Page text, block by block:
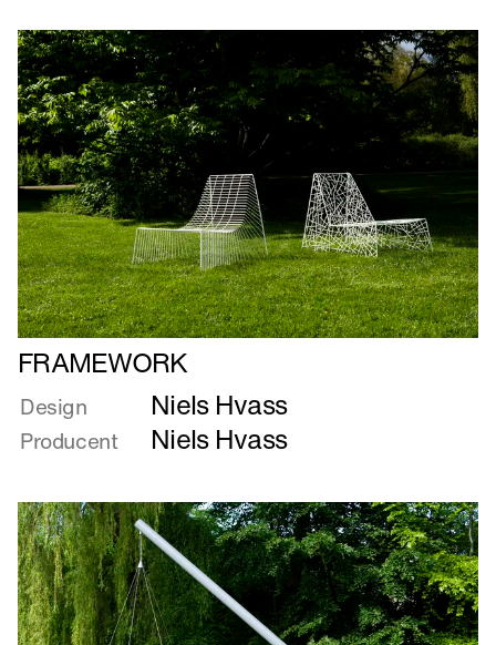
Læs
mere
om
FRAMEWORK
FRAMEWORK
Design Niels Hvass
Producent Niels Hvass